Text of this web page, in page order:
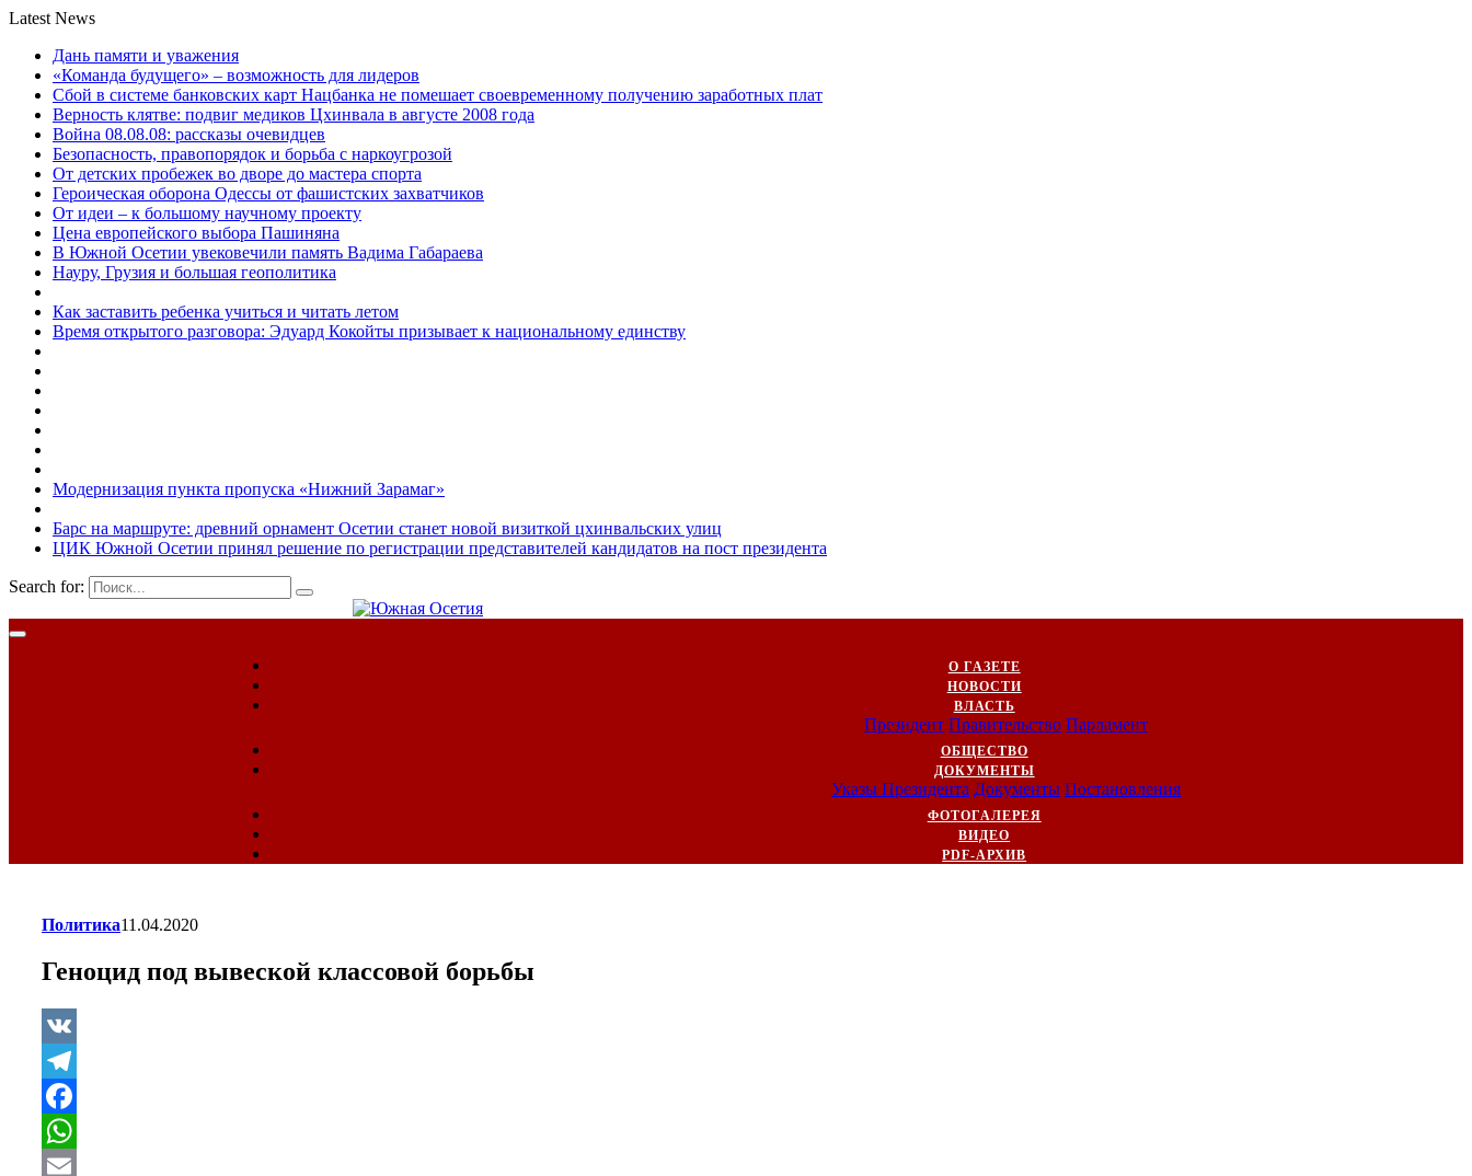
Latest News
Дань памяти и уважения
«Команда будущего» – возможность для лидеров
Сбой в системе банковских карт Нацбанка не помешает своевременному получению заработных плат
Верность клятве: подвиг медиков Цхинвала в августе 2008 года
Война 08.08.08: рассказы очевидцев
Безопасность, правопорядок и борьба с наркоугрозой
От детских пробежек во дворе до мастера спорта
Героическая оборона Одессы от фашистских захватчиков
От идеи – к большому научному проекту
Цена европейского выбора Пашиняна
В Южной Осетии увековечили память Вадима Габараева
Науру, Грузия и большая геополитика
Как заставить ребенка учиться и читать летом
Время открытого разговора: Эдуард Кокойты призывает к национальному единству
Модернизация пункта пропуска «Нижний Зарамаг»
Барс на маршруте: древний орнамент Осетии станет новой визиткой цхинвальских улиц
ЦИК Южной Осетии принял решение по регистрации представителей кандидатов на пост президента
Search for:
О ГАЗЕТЕ
НОВОСТИ
ВЛАСТЬ
Президент Правительство Парламент
ОБЩЕСТВО
ДОКУМЕНТЫ
Указы Президента Документы Постановления
ФОТОГАЛЕРЕЯ
ВИДЕО
PDF-АРХИВ
Политика11.04.2020
Геноцид под вывеской классовой борьбы
VK
Telegram
Facebook
WhatsApp